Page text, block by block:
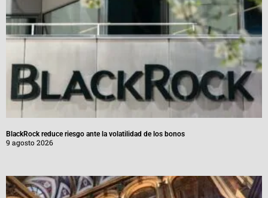
BlackRock reduce riesgo ante la volatilidad de los bonos
9 agosto 2026